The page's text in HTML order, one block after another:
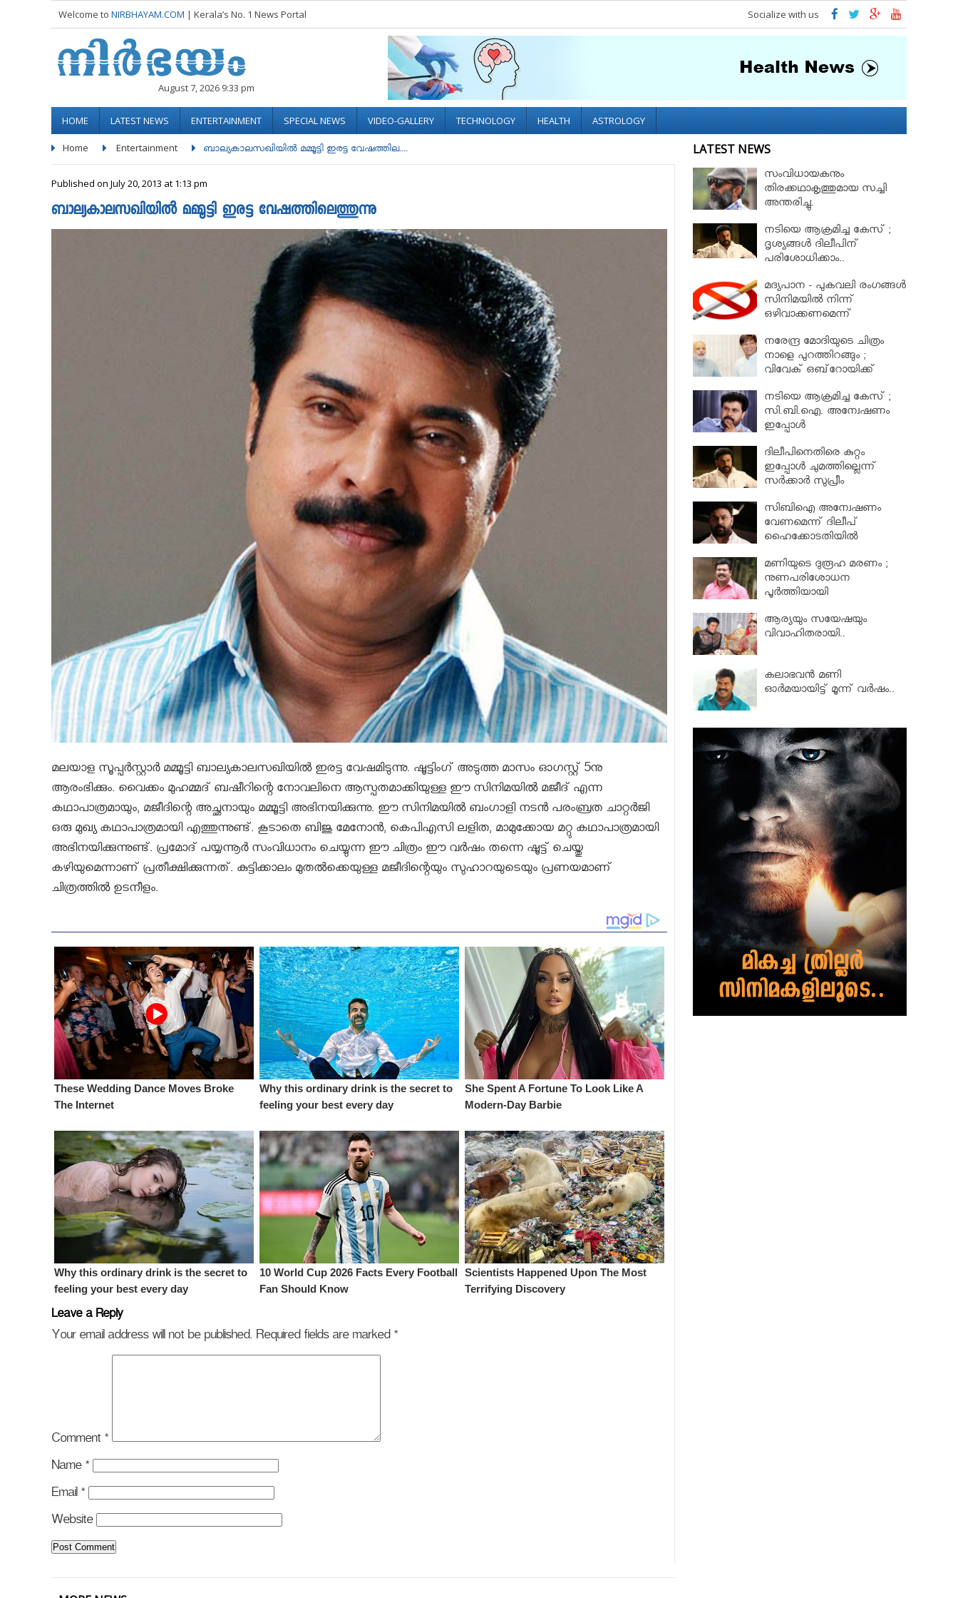
Welcome to NIRBHAYAM.COM | Kerala’s No. 1 News Portal Socialize with us
August 7, 2026 9:33 pm
HOME LATEST NEWS ENTERTAINMENT SPECIAL NEWS VIDEO-GALLERY TECHNOLOGY HEALTH ASTROLOGY
Home Entertainment ബാല്യകാലസഖിയിൽ മമ്മൂട്ടി ഇരട്ട വേഷത്തില....
Published on July 20, 2013 at 1:13 pm
ബാല്യകാലസഖിയിൽ മമ്മൂട്ടി ഇരട്ട വേഷത്തിലെത്തുന്നു
മലയാള സൂപ്പർസ്റ്റാർ മമ്മൂട്ടി ബാല്യകാലസഖിയിൽ ഇരട്ട വേഷമിടുന്നു. ഷൂട്ടിംഗ് അടുത്ത മാസം ഓഗസ്റ്റ്‌ 5നു
ആരംഭിക്കും. വൈക്കം മുഹമ്മദ്‌ ബഷീറിന്റെ നോവലിനെ ആസ്പതമാക്കിയുള്ള ഈ സിനിമയിൽ മജീദ്‌ എന്ന
കഥാപാത്രമായും, മജീദിന്റെ അച്ഛനായും മമ്മൂട്ടി അഭിനയിക്കുന്നു. ഈ സിനിമയിൽ ബംഗാളി നടൻ പരംബ്രത ചാറ്റർജി
ഒരു മുഖ്യ കഥാപാത്രമായി എത്തുന്നുണ്ട്. കൂടാതെ ബിജു മേനോൻ, കെപിഎസി ലളിത, മാമുക്കോയ മറ്റു കഥാപാത്രമായി
അഭിനയിക്കുന്നുണ്ട്. പ്രമോദ് പയ്യന്നൂർ സംവിധാനം ചെയ്യുന്ന ഈ ചിത്രം ഈ വർഷം തന്നെ ഷൂട്ട്‌ ചെയ്തു
കഴിയുമെന്നാണ് പ്രതീക്ഷിക്കുന്നത്. കുട്ടിക്കാലം മുതൽക്കെയുള്ള മജീദിന്റെയും സുഹാറയുടെയും പ്രണയമാണ്
ചിത്രത്തിൽ ഉടനീളം.
Leave a Reply
Your email address will not be published. Required fields are marked *
Comment *
Name *
Email *
Website
LATEST NEWS
സംവിധായകനും
തിരക്കഥാകൃത്തുമായ സച്ചി
അന്തരിച്ചു.
നടിയെ ആക്രമിച്ച കേസ് ;
ദൃശ്യങ്ങള്‍ ദിലീപിന്
പരിശോധിക്കാം..
സുപ്രീംകോടതി തള്ളി!!
മദ്യപാന - പുകവലി രംഗങ്ങള്‍
സിനിമയില്‍ നിന്ന്
ഒഴിവാക്കണമെന്ന്
നരേന്ദ്ര മോദിയുടെ ചിത്രം
നാളെ പുറത്തിറങ്ങും ;
വിവേക് ഒബ്‌റോയിക്ക്
നടിയെ ആക്രമിച്ച കേസ് ;
സി.ബി.ഐ. അന്വേഷണം
ഇപ്പോള്‍
ഹൈക്കോടതി
ദിലീപിനെതിരെ കുറ്റം
ഇപ്പോൾ ചുമത്തില്ലെന്ന്
സര്‍ക്കാര്‍ സുപ്രീം
നടിയെ ആക്രമിച്ച കേസ്
സിബിഐ അന്വേഷണം
വേണമെന്ന് ദിലീപ്
ഹൈക്കോടതിയിൽ
മണിയുടെ ദുരൂഹ മരണം ;
നുണപരിശോധന
പൂർത്തിയായി
ആര്യയും സയേഷയും
വിവാഹിതരായി..
കലാഭവൻ മണി
ഓര്‍മയായിട്ട് മൂന്ന് വര്‍ഷം..